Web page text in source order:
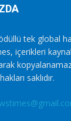
tek global
içerikleri
saklıdır.